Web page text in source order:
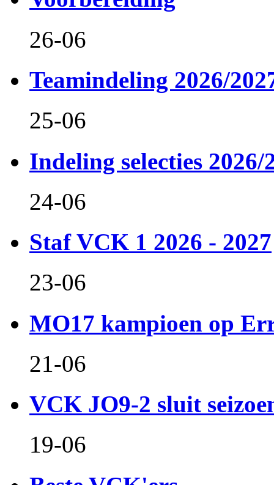
26-06
Teamindeling 2026/
25-06
Indeling selecties 2026/
24-06
Staf VCK 1 2026 - 2027
23-06
MO17 kampioen op
21-06
VCK JO9-2 sluit
19-06